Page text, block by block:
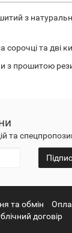
з
та дві
з прошитою
та
та обмін
договір